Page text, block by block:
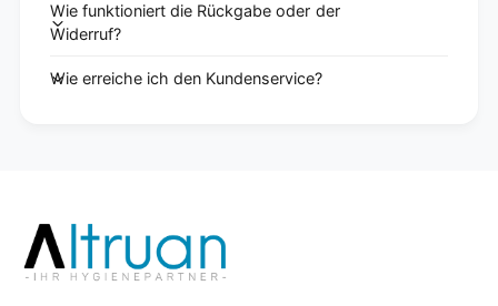
Wie funktioniert die Rückgabe oder der
Widerruf?
Wie erreiche ich den Kundenservice?